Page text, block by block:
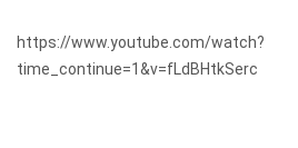
https://www.youtube.com/watch?
time_continue=1&v=fLdBHtkSerc